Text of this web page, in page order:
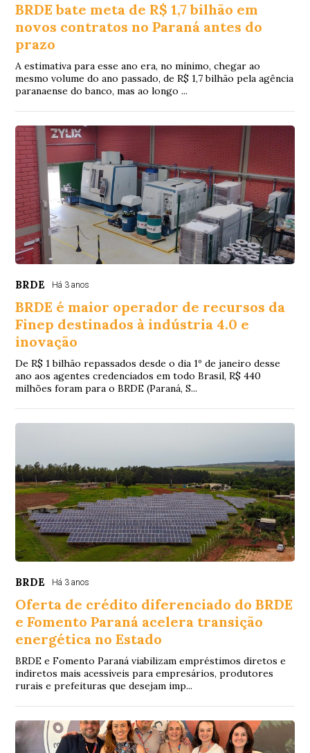
BRDE bate meta de R$ 1,7 bilhão em
novos contratos no Paraná antes do
prazo
A estimativa para esse ano era, no mínimo, chegar ao
mesmo volume do ano passado, de R$ 1,7 bilhão pela agência
paranaense do banco, mas ao longo ...
BRDE Há 3 anos
BRDE é maior operador de recursos da
Finep destinados à indústria 4.0 e
inovação
De R$ 1 bilhão repassados desde o dia 1º de janeiro desse
ano aos agentes credenciados em todo Brasil, R$ 440
milhões foram para o BRDE (Paraná, S...
BRDE Há 3 anos
Oferta de crédito diferenciado do BRDE
e Fomento Paraná acelera transição
energética no Estado
BRDE e Fomento Paraná viabilizam empréstimos diretos e
indiretos mais acessíveis para empresários, produtores
rurais e prefeituras que desejam imp...